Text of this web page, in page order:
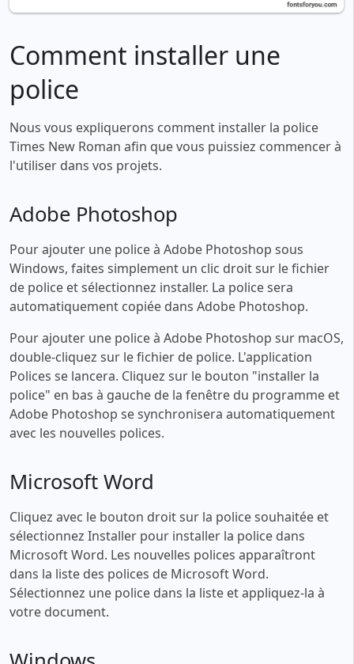
Comment installer une
police
Nous vous expliquerons comment installer la police
Times New Roman afin que vous puissiez commencer à
l'utiliser dans vos projets.
Adobe Photoshop
Pour ajouter une police à Adobe Photoshop sous
Windows, faites simplement un clic droit sur le fichier
de police et sélectionnez installer. La police sera
automatiquement copiée dans Adobe Photoshop.
Pour ajouter une police à Adobe Photoshop sur macOS,
double-cliquez sur le fichier de police. L'application
Polices se lancera. Cliquez sur le bouton "installer la
police" en bas à gauche de la fenêtre du programme et
Adobe Photoshop se synchronisera automatiquement
avec les nouvelles polices.
Microsoft Word
Cliquez avec le bouton droit sur la police souhaitée et
sélectionnez Installer pour installer la police dans
Microsoft Word. Les nouvelles polices apparaîtront
dans la liste des polices de Microsoft Word.
Sélectionnez une police dans la liste et appliquez-la à
votre document.